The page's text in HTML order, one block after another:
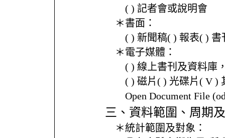
( ) 記者會或說明會
＊書面：
( ) 新聞稿( ) 報表( ) 書
＊電子媒體：
( ) 線上書刊及資料庫
( ) 磁片( ) 光碟片( V )
Open Document File
三、資料範圍、周期
＊統計範圍及對象：